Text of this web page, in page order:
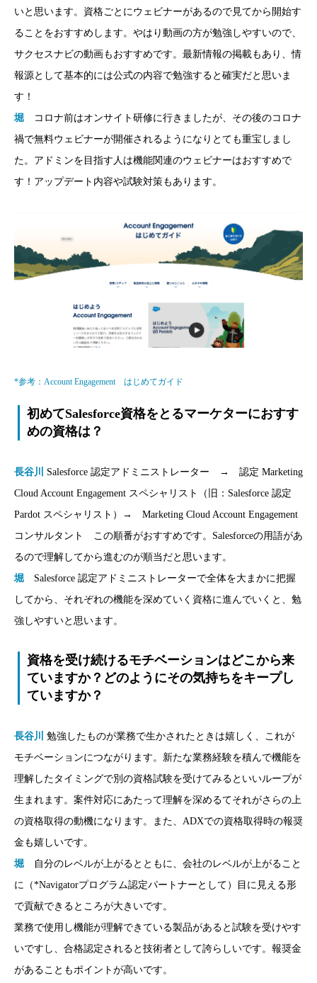
いと思います。資格ごとにウェビナーがあるので見てから開始す
ることをおすすめします。やはり動画の方が勉強しやすいので、
サクセスナビの動画もおすすめです。最新情報の掲載もあり、情
報源として基本的には公式の内容で勉強すると確実だと思いま
す！
堀 コロナ前はオンサイト研修に行きましたが、その後のコロナ
禍で無料ウェビナーが開催されるようになりとても重宝しまし
た。アドミンを目指す人は機能関連のウェビナーはおすすめで
す！アップデート内容や試験対策もあります。
*参考：Account Engagement はじめてガイド
初めてSalesforce資格をとるマーケターにおすす
めの資格は？
長谷川
Salesforce 認定アドミニストレーター → 認定 Marketing
Cloud Account Engagement スペシャリスト（旧：Salesforce 認定
Pardot スペシャリスト）→ Marketing Cloud Account Engagement
コンサルタント この順番がおすすめです。Salesforceの用語があ
るので理解してから進むのが順当だと思います。
堀 Salesforce 認定アドミニストレーターで全体を大まかに把握
してから、それぞれの機能を深めていく資格に進んでいくと、勉
強しやすいと思います。
資格を受け続けるモチベーションはどこから来
ていますか？どのようにその気持ちをキープし
ていますか？
長谷川
勉強したものが業務で生かされたときは嬉しく、これが
モチベーションにつながります。新たな業務経験を積んで機能を
理解したタイミングで別の資格試験を受けてみるといいループが
生まれます。案件対応にあたって理解を深めるてそれがさらの上
の資格取得の動機になります。また、ADXでの資格取得時の報奨
金も嬉しいです。
堀 自分のレベルが上がるとともに、会社のレベルが上がること
に（*Navigatorプログラム認定パートナーとして）目に見える形
で貢献できるところが大きいです。
業務で使用し機能が理解できている製品があると試験を受けやす
いですし、合格認定されると技術者として誇らしいです。報奨金
があることもポイントが高いです。